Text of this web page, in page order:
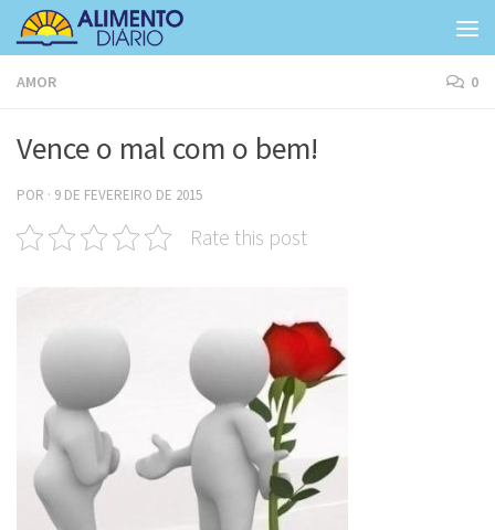
Skip to content
AMOR 0
Vence o mal com o bem!
POR · 9 DE FEVEREIRO DE 2015
Rate this post